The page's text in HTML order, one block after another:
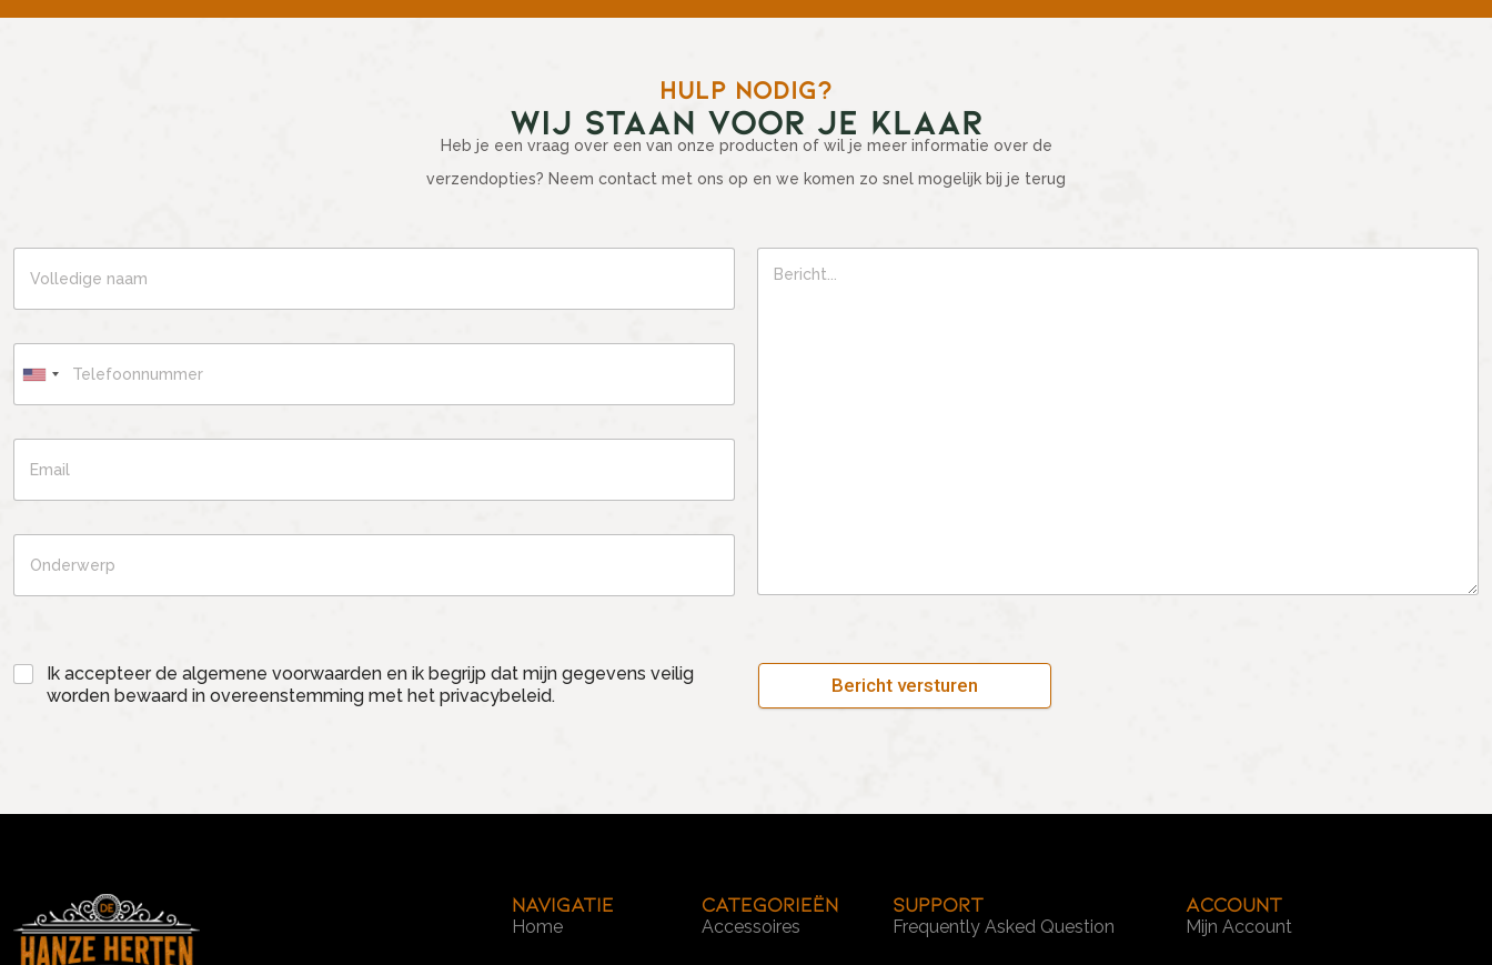
HULP NODIG?
WIJ STAAN VOOR JE KLAAR
Heb je een vraag over een van onze producten of wil je meer informatie over de
verzendopties? Neem contact met ons op en we komen zo snel mogelijk bij je terug
Ik accepteer de algemene voorwaarden en ik begrijp dat mijn gegevens veilig
worden bewaard in overeenstemming met het privacybeleid.
Bericht versturen
Navigatie
Home
Categorieën
Accessoires
SUPPORT
Frequently Asked Question
Account
Mijn Account